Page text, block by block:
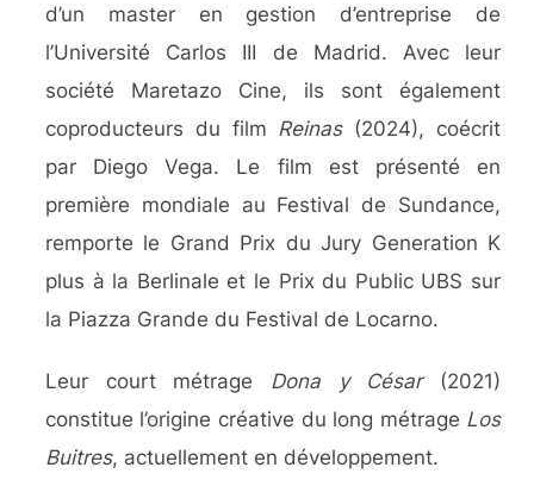
d’un master en gestion d’entreprise de
l’Université Carlos III de Madrid. Avec leur
société Maretazo Cine, ils sont également
coproducteurs du film Reinas (2024), coécrit
par Diego Vega. Le film est présenté en
première mondiale au Festival de Sundance,
remporte le Grand Prix du Jury Generation K
plus à la Berlinale et le Prix du Public UBS sur
la Piazza Grande du Festival de Locarno.
Leur court métrage Dona y César(2021)
constitue l’origine créative du long métrage Los
Buitres, actuellement en développement.